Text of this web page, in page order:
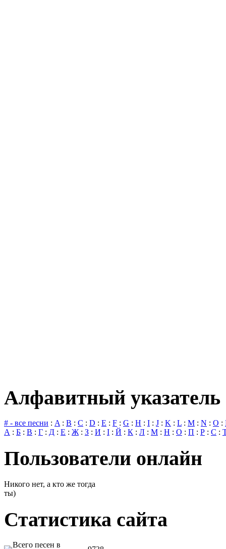
Алфавитный указатель
# - все песни : A: B : C : D : E : F : G : H : I : J : K : L : M : N : O :
А : Б : В : Г : Д : Е : Ж: З : И : І : Й : К : Л : М : Н : О : П : Р : С :
Пользователи онлайн
Никого нет, а кто же тогда
ты)
Статистика сайта
Всего песен в